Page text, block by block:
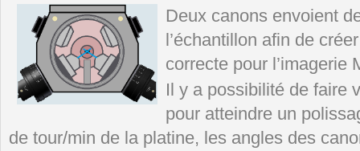
Deux canons envoient
l’échantillon afin de
correcte pour l’imagerie
Il y a possibilité de faire
pour atteindre un
de tour/min de la platine, les angles des